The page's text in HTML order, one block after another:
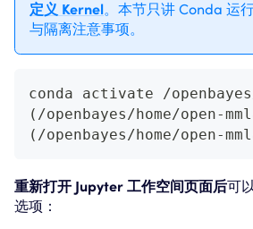
定义 Kernel。本节只讲 Conda 运
与隔离注意事项。
conda activate /
( /openbayes/home/open-
( /openbayes/home/open-
重新打开 Jupyter 工作空间页面后可
选项：